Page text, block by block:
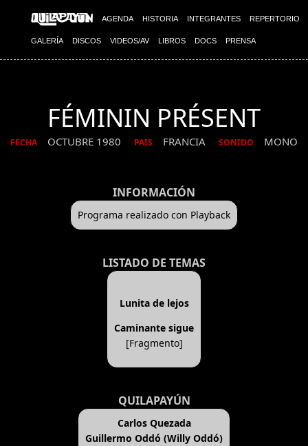
AGENDA HISTORIA INTEGRANTES REPERTORIO
GALERÍA DISCOS VIDEOS/AV LIBROS DOCS PRENSA
FÉMININ PRÉSENT
FECHA OCTUBRE 1980 PAIS FRANCIA SONIDO MONO
INFORMACIÓN
Programa realizado con Playback
LISTADO DE TEMAS
Lunita de lejos
Caminante sigue
[Fragmento]
QUILAPAYÚN
Carlos Quezada
Guillermo Oddó (Willy Oddó)